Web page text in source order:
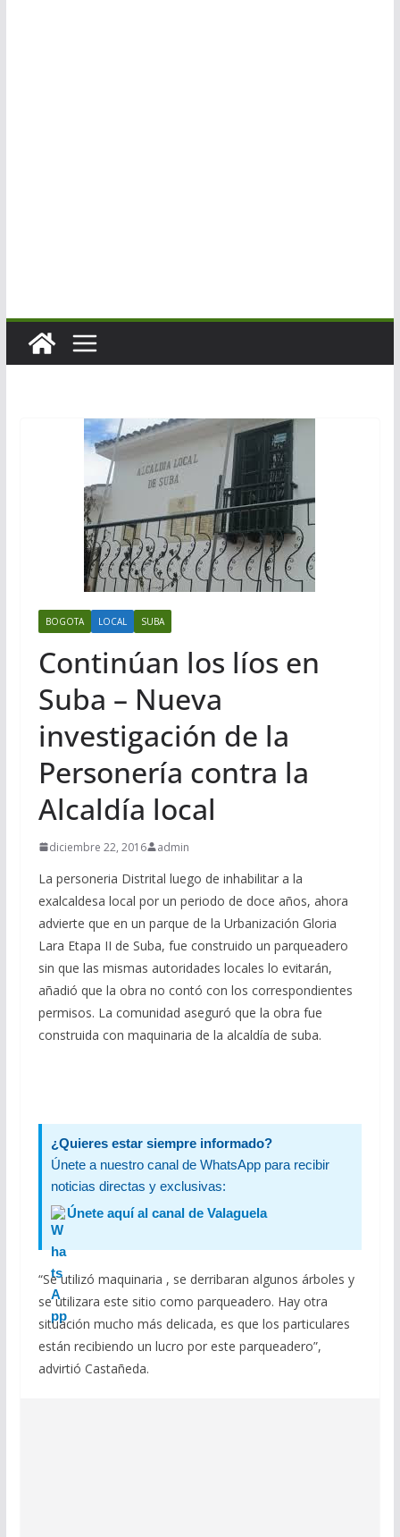
BOGOTA LOCAL SUBA
Continúan los líos en
Suba – Nueva
investigación de la
Personería contra la
Alcaldía local
diciembre 22, 2016 admin
La personeria Distrital luego de inhabilitar a la
exalcaldesa local por un periodo de doce años, ahora
advierte que en un parque de la Urbanización Gloria
Lara Etapa II de Suba, fue construido un parqueadero
sin que las mismas autoridades locales lo evitarán,
añadió que la obra no contó con los correspondientes
permisos. La comunidad aseguró que la obra fue
construida con maquinaria de la alcaldía de suba.
¿Quieres estar siempre informado?
Únete a nuestro canal de WhatsApp para recibir
noticias directas y exclusivas:
Únete aquí al canal de Valaguela
“Se utilizó maquinaria , se derribaran algunos árboles y
se utilizara este sitio como parqueadero. Hay otra
situación mucho más delicada, es que los particulares
están recibiendo un lucro por este parqueadero”,
advirtió Castañeda.